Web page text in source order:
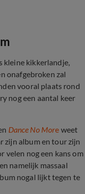
René Froger
kleine kikkerlandje,
onafgebroken zal
vooral plaats rond
nog een aantal keer
Dance No More weet
zijn album en tour zijn
velen nog een kans om
namelijk massaal
nogal lijkt tegen te